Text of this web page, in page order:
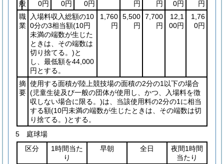
般
0円
0円
0円
円
円
0円
円
職
業
入場料収入総額の10
0分の3相当額(10円
未満の端数が生じた
ときは、その端数は
切り捨てる。)と
し、最低額を44,000
円とする。
1,760
円
5,500
円
7,700
円
12,1
00円
1,76
0円
摘
要
使用する面積が陸上競技場の面積の2分の1以下の場合
(児童生徒及び一般の団体が使用し、かつ、入場料を徴
収しない場合に限る。)は、当該使用料の2分の1に相当
する額(10円未満の端数が生じたときは、その端数は切
り捨てる。)とする。
5 庭球場
区分
1時間当た
り
早朝 全日
夜間1時間
当たり